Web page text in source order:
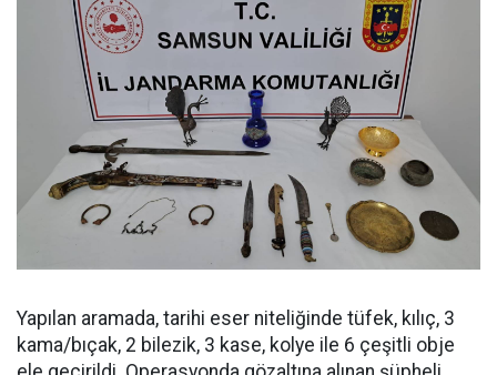
Yapılan aramada, tarihi eser niteliğinde tüfek, kılıç, 3
kama/bıçak, 2 bilezik, 3 kase, kolye ile 6 çeşitli obje